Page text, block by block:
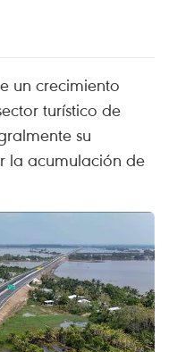
un crecimiento
turístico de
su
la acumulación de